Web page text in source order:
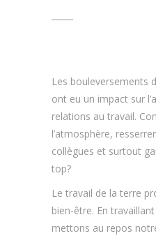
Les bouleversements
ont eu un impact sur
relations au travail.
l’atmosphère,
collègues et surtout
top?
Le travail de la terre
bien-être. En
mettons au repos